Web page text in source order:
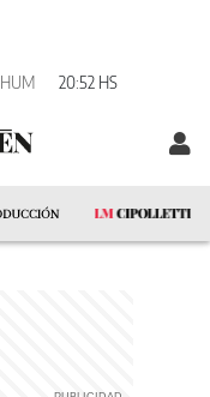
HUM 20:52 HS